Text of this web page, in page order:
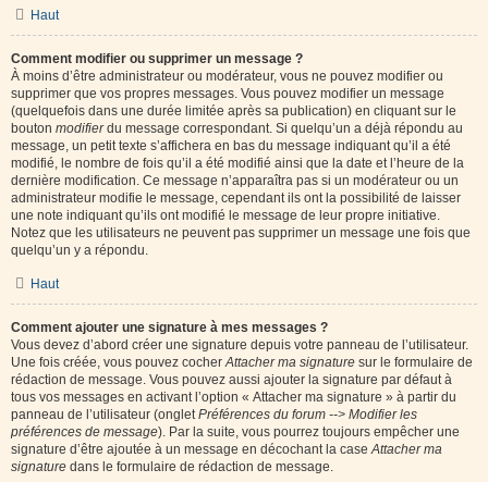
Haut
Comment modifier ou supprimer un message ?
À moins d’être administrateur ou modérateur, vous ne pouvez modifier ou
supprimer que vos propres messages. Vous pouvez modifier un message
(quelquefois dans une durée limitée après sa publication) en cliquant sur le
bouton modifierdu message correspondant. Si quelqu’un a déjà répondu au
message, un petit texte s’affichera en bas du message indiquant qu’il a été
modifié, le nombre de fois qu’il a été modifié ainsi que la date et l’heure de la
dernière modification. Ce message n’apparaîtra pas si un modérateur ou un
administrateur modifie le message, cependant ils ont la possibilité de laisser
une note indiquant qu’ils ont modifié le message de leur propre initiative.
Notez que les utilisateurs ne peuvent pas supprimer un message une fois que
quelqu’un y a répondu.
Haut
Comment ajouter une signature à mes messages ?
Vous devez d’abord créer une signature depuis votre panneau de l’utilisateur.
Une fois créée, vous pouvez cocherAttacher ma signature sur le formulaire de
rédaction de message. Vous pouvez aussi ajouter la signature par défaut à
tous vos messages en activant l’option « Attacher ma signature » à partir du
panneau de l’utilisateur (ongletPréférences du forum --> Modifier les
préférences de message). Par la suite, vous pourrez toujours empêcher une
signature d’être ajoutée à un message en décochant la caseAttacher ma
signature dans le formulaire de rédaction de message.